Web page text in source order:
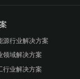
源行业解决方案
领域解决方案
行业解决方案